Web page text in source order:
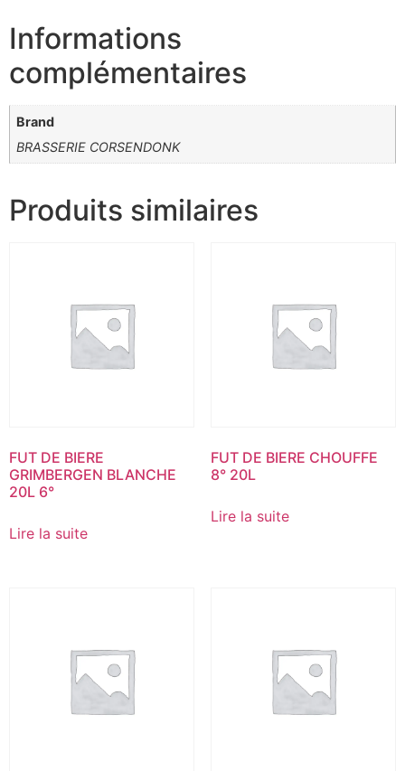
Informations
complémentaires
Brand
BRASSERIE CORSENDONK
Produits similaires
FUT DE BIERE
GRIMBERGEN BLANCHE
20L 6°
Lire la suite
FUT DE BIERE CHOUFFE
8° 20L
Lire la suite